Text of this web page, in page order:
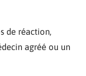
de réaction,
agréé ou un